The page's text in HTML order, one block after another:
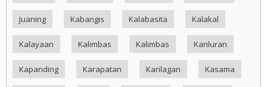
Juaning Kabangis Kalabasita Kalakal
Kalayaan Kalimbas Kalimbas Kanluran
Kapanding Karapatan Karilagan Kasama